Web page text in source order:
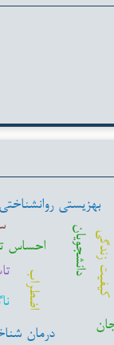
اضطراب
دانشجویانکیفیت زندگی
بهزیستی روانشناختی
درمان
احساس